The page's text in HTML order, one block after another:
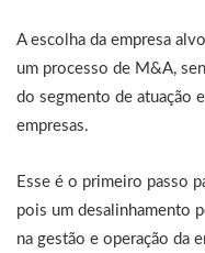
A escolha da empresa
um processo de M&A,
do segmento de atuação
empresas.
Esse é o primeiro passo
pois um desalinhamento
na gestão e operação da